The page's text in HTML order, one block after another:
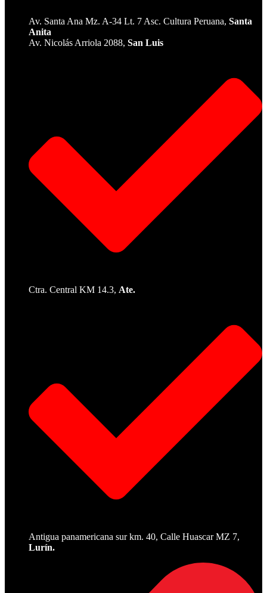
Av. Santa Ana Mz. A-34 Lt. 7 Asc. Cultura Peruana, Santa
Anita
Av. Nicolás Arriola 2088, San Luis
Ctra. Central KM 14.3, Ate.
Antigua panamericana sur km. 40, Calle Huascar MZ 7,
Lurín.